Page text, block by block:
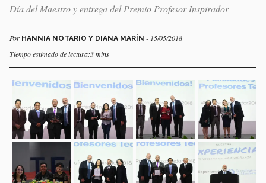
Día del Maestro y entrega del Premio Profesor Inspirador
Por HANNIA NOTARIO Y DIANA MARÍN - 15/05/2018
Tiempo estimado de lectura:3 mins